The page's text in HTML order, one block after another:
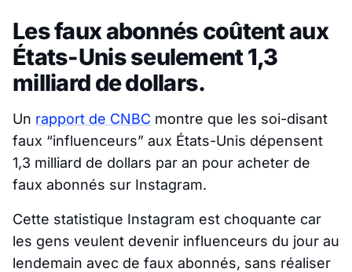
Les faux abonnés coûtent aux
États-Unis seulement 1,3
milliard de dollars.
Un rapport de CNBC montre que les soi-disant
faux “influenceurs” aux États-Unis dépensent
1,3 milliard de dollars par an pour acheter de
faux abonnés sur Instagram.
Cette statistique Instagram est choquante car
les gens veulent devenir influenceurs du jour au
lendemain avec de faux abonnés, sans réaliser